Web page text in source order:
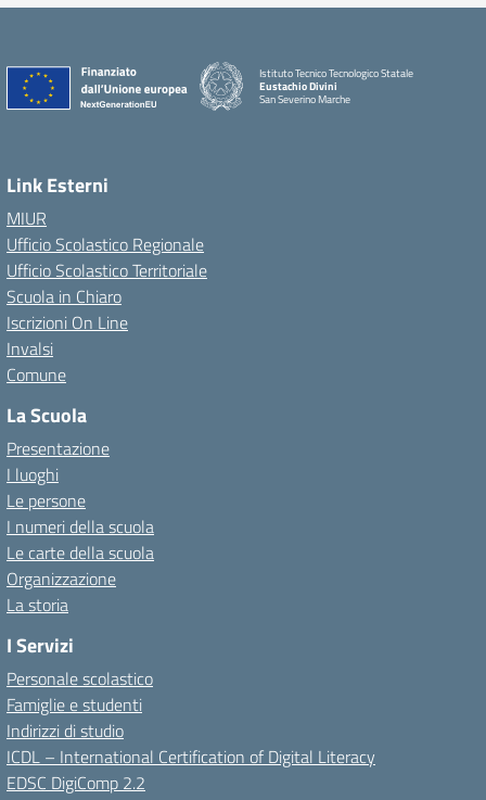
Istituto Tecnico Tecnologico Statale
Eustachio Divini
San Severino Marche
Link Esterni
MIUR
Ufficio Scolastico Regionale
Ufficio Scolastico Territoriale
Scuola in Chiaro
Iscrizioni On Line
Invalsi
Comune
La Scuola
Presentazione
I luoghi
Le persone
I numeri della scuola
Le carte della scuola
Organizzazione
La storia
I Servizi
Personale scolastico
Famiglie e studenti
Indirizzi di studio
ICDL – International Certification of Digital Literacy
EDSC DigiComp 2.2